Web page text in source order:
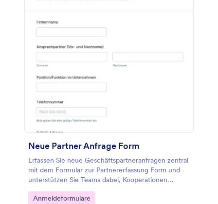
Neue Partner Anfrage Form
Erfassen Sie neue Geschäftspartneranfragen zentral
mit dem Formular zur Partnererfassung Form und
unterstützen Sie Teams dabei, Kooperationen
schneller zu prüfen, Kontaktaufnahmen zu
koordinieren und Datenerfassung in Jotform zu
Go to Category:
Anmeldeformulare